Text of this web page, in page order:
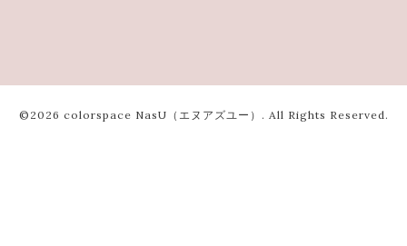
©2026 colorspace NasU（エヌアズユー） . All Rights Reserved.